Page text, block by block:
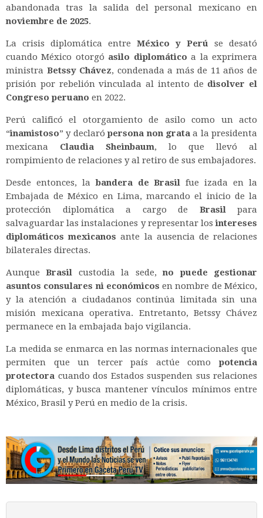
abandonada tras la salida del personal mexicano en
noviembre de 2025.
La crisis diplomática entre México y Perú se desató
cuando México otorgó asilo diplomático a la exprimera
ministra Betssy Chávez, condenada a más de 11 años de
prisión por rebelión vinculada al intento de disolver el
Congreso peruano en 2022.
Perú calificó el otorgamiento de asilo como un acto
“inamistoso” y declarópersona non grataa la presidenta
mexicana Claudia Sheinbaum, lo que llevó al
rompimiento de relaciones y al retiro de sus embajadores.
Desde entonces, labandera de Brasil fue izada en la
Embajada de México en Lima, marcando el inicio de la
protección diplomática a cargo de Brasilpara
salvaguardar las instalaciones y representar losintereses
diplomáticos mexicanos ante la ausencia de relaciones
bilaterales directas.
AunqueBrasil custodia la sede,no puede gestionar
asuntos consulares ni económicos en nombre de México,
y la atención a ciudadanos continúa limitada sin una
misión mexicana operativa. Entretanto, Betssy Chávez
permanece en la embajada bajo vigilancia.
La medida se enmarca en las normas internacionales que
permiten que un tercer país actúe como potencia
protectora cuando dos Estados suspenden sus relaciones
diplomáticas, y busca mantener vínculos mínimos entre
México, Brasil y Perú en medio de la crisis.